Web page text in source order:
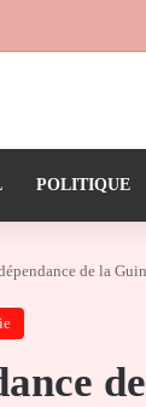
POLITIQUE
de la